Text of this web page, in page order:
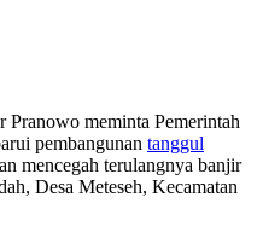
Pranowo meminta Pemerintah
pembangunan tanggul
mencegah terulangnya banjir
Desa Meteseh, Kecamatan